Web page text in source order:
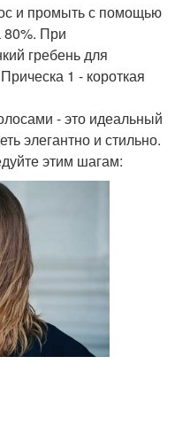
и промыть с помощью
При
гребень для
1 - короткая
- это идеальный
элегантно и стильно.
этим шагам: